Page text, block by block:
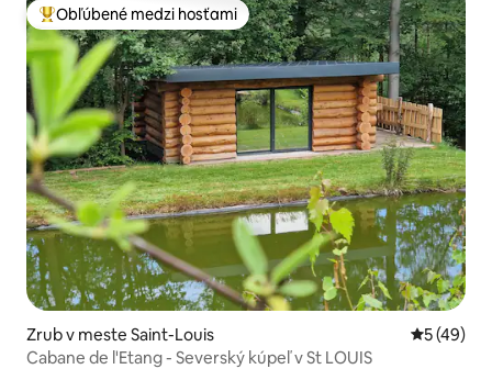
Najobľúbenejšie medzi hosťami
Obľúbené medzi hosťami
Zrub v meste Saint-Louis
5 (49)
Cabane de l'Etang - Severský kúpeľ v St LOUIS